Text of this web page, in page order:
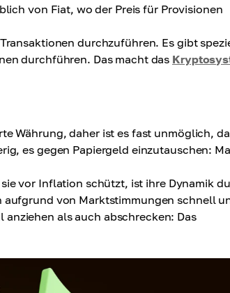
von Fiat, wo der Preis für Provisionen
durchzuführen. Es gibt
durchführen. Das macht das
Währung, daher ist es fast unmöglich,
es gegen Papiergeld einzutauschen:
vor Inflation schützt, ist ihre Dynamik
von Marktstimmungen schnell
als auch abschrecken: Das